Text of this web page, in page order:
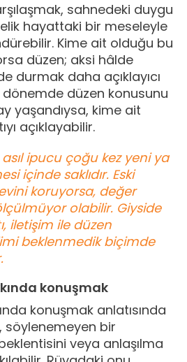
sahnedeki duygu
hayattaki bir meseleyle
Kime ait olduğu bu
düzen; aksi hâlde
durmak daha açıklayıcı
dönemde düzen konusunu
yaşandıysa, kime ait
açıklayabilir.
ipucu çoğu kez yeni ya
içinde saklıdır. Eski
koruyorsa, değer
olabilir. Giyside
iletişim ile düzen
beklenmedik biçimde
konuşmak
konuşmak anlatısında
söylenemeyen bir
veya anlaşılma